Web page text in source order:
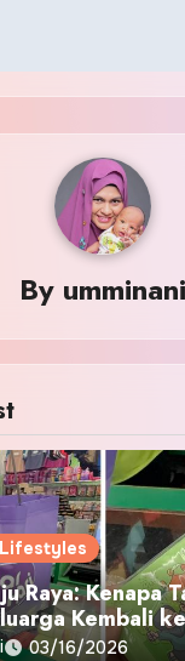
By umminani
Raya: Kenapa
Kembali
Hari?
03/16/2026